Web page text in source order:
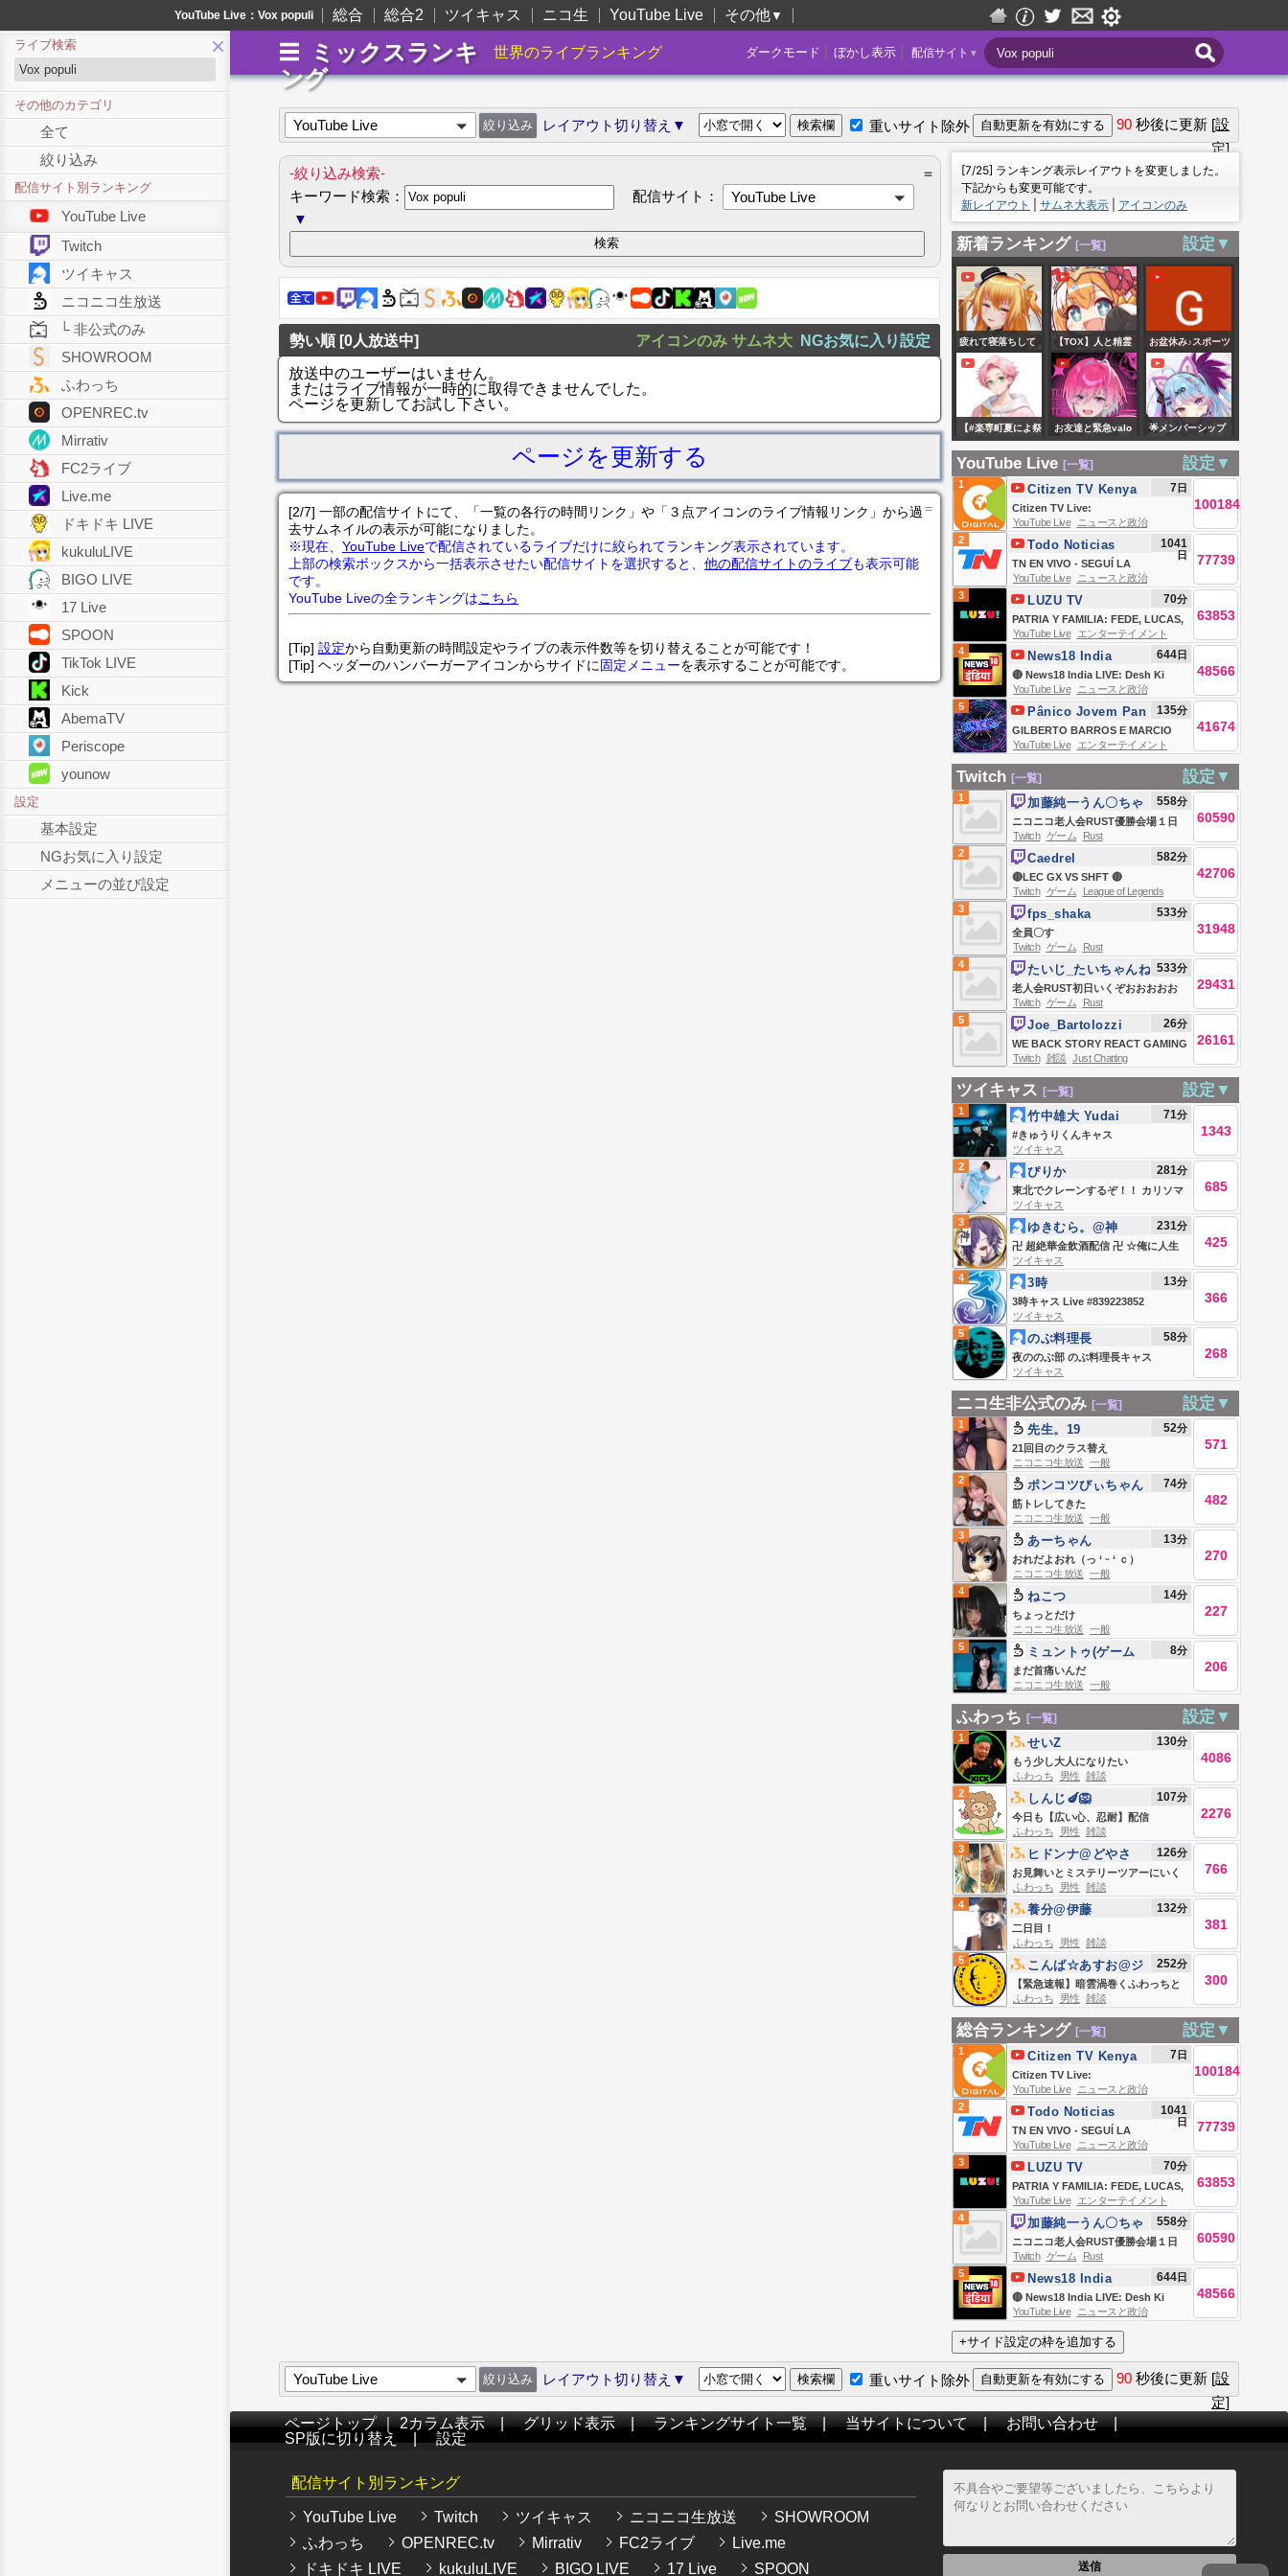
YouTube Live：Vox populi 総合 総合2 ツイキャス ニコ生 YouTube Live その他▼
ミックスランキ
ング
世界のライブランキング 配信サイト ▼
ぼかし表示
ダークモード
×
ライブ検索
その他のカテゴリ
全て
絞り込み
配信サイト別ランキング
YouTube Live
Twitch
ツイキャス
ニコニコ生放送
└ 非公式のみ
SHOWROOM
ふわっち
OPENREC.tv
Mirrativ
FC2ライブ
Live.me
ドキドキ LIVE
kukuluLIVE
BIGO LIVE
17 Live
SPOON
TikTok LIVE
Kick
AbemaTV
Periscope
younow
設定
基本設定
NGお気に入り設定
メニューの並び設定
YouTube Live レイアウト切り替え▼ 重いサイト除外 90 秒後に更新 [設
定]
-絞り込み検索-
＝
キーワード検索：
配信サイト：
YouTube Live
▼
勢い順 [0人放送中] アイコンのみ サムネ大
NGお気に入り設定
放送中のユーザーはいません。
またはライブ情報が一時的に取得できませんでした。
ページを更新してお試し下さい。
ページを更新する
＝
[2/7] 一部の配信サイトにて、「一覧の各行の時間リンク」や「３点アイコンのライブ情報リンク」から過
去サムネイルの表示が可能になりました。
※現在、 YouTube Liveで配信されているライブだけに絞られてランキング表示されています。
上部の検索ボックスから一括表示させたい配信サイトを選択すると、 他の配信サイトのライブも表示可能
です。
YouTube Liveの全ランキングはこちら
[Tip] 設定から自動更新の時間設定やライブの表示件数等を切り替えることが可能です！
[Tip] ヘッダーのハンバーガーアイコンからサイドに固定メニューを表示することが可能です。
[7/25] ランキング表示レイアウトを変更しました。
下記からも変更可能です。
新レイアウト
サムネ大表示 アイコンのみ
新着ランキング [一覧] 設定▼
疲れて寝落ちして
ました！！そして
今週もおつかれさ
までした！[雑談配
信2026/8/8]
【TOX】人と精霊
の為に・その２５
お盆休み♪スポーツ
カー GTA5 コント
ローラー調子悪い
です GTA5オンラ
イン PS4版 参加
OK ドリフト、首都
高周回、カーミー
ティング等
CAR,LIFE クルー
WNGN
【#楽専町夏によ祭
り】性癖俳句～寝
ですが？～
お友達と緊急valo
カスタム！！！
【みかさく
ん/STPR】
🌟メンバーシップ
🌟かわいいスタン
プいっぱいありま
YouTube Live [一覧] 設定▼
1
Citizen TV Live:
Citizen TV Kenya 7日
100184
YouTube Live
ニュースと政治
2
TN EN VIVO - SEGUÍ LA
TRANSMISIÓN EN VIVO DE TODO
NOTICIAS
Todo Noticias 1041
日 77739
YouTube Live
ニュースと政治
3
PATRIA Y FAMILIA: FEDE, LUCAS,
ANITA, JULI, BRENDA ASNICAR Y
LAURA ESQUIVEL
LUZU TV 70分
63853
YouTube Live
エンターテイメント
4
🔴 News18 India LIVE: Desh Ki
Pathshala With Sushant Sinha |
Ranchi Student Protest | Heavy
Rain
News18 India 644日
48566
YouTube Live
ニュースと政治
5
GILBERTO BARROS E MARCIO
ATALLA AO VIVO | PÂNICO -
07/08/26
Pânico Jovem Pan 135分
41674
YouTube Live エンターテイメント
Twitch [一覧] 設定▼
1
ニコニコ老人会RUST優勝会場１日
目
加藤純一うん〇ちゃ
ん
558分
60590
Twitch ゲーム
Rust
2
🔴LEC GX VS SHFT 🔴
Caedrel 582分
42706
Twitch ゲーム
League of Legends
3
全員〇す
fps_shaka 533分
31948
Twitch ゲーム
Rust
4
老人会RUST初日いくぞおおおおお
おおおおお
たいじ_たいちゃんね
る
533分
29431
Twitch ゲーム
Rust
5
WE BACK STORY REACT GAMING
DAY JOIN JOIN JOIN
Joe_Bartolozzi 26分
26161
Twitch 雑談 Just Chatting
ツイキャス [一覧] 設定▼
1
#きゅうりくんキャス
竹中雄大 Yudai
Takenaka
71分
1343
ツイキャス
2
東北でクレーンするぞ！！ カリソマ
のひまつぶし
ぴりか 281分
685
ツイキャス
3
卍 超絶華金飲酒配信 卍 ☆俺に人生
任セロリ☆
ゆきむら。@神 231分
425
ツイキャス
4
3時キャス Live #839223852
3時 13分
366
ツイキャス
5
夜ののぶ部 のぶ料理長キャス
のぶ料理長 58分
268
ツイキャス
ニコ生非公式のみ [一覧] 設定▼
1
21回目のクラス替え
先生。19 52分
571
ニコニコ生放送 一般
2
筋トレしてきた
ポンコツびぃちゃん
(無敵)
74分
482
ニコニコ生放送 一般
3
おれだよおれ（っ ‘ ᵕ ‘ ｃ）
あーちゃん 13分
270
ニコニコ生放送 一般
4
ちょっとだけ
ねこつ 14分
227
ニコニコ生放送 一般
5
まだ首痛いんだ
ミュントゥ(ゲーム
用)
8分
206
ニコニコ生放送 一般
ふわっち [一覧] 設定▼
1
もう少し大人になりたい
せいZ 130分
4086
ふわっち 男性 雑談
2
今日も【広い心、忍耐】配信
しんじ🍆🦁 107分
2276
ふわっち 男性 雑談
3
お見舞いとミステリーツアーにいく
ヒドンナ@どやさ 126分
766
ふわっち 男性 雑談
4
二日目！
養分@伊藤 132分
381
ふわっち 男性 雑談
5
【緊急速報】暗雲渦巻くふわっちと
未来
こんば☆あすお@ジ
ャックパーセル
252分
300
ふわっち 男性 雑談
総合ランキング [一覧] 設定▼
1
Citizen TV Live:
Citizen TV Kenya 7日
100184
YouTube Live
ニュースと政治
2
TN EN VIVO - SEGUÍ LA
TRANSMISIÓN EN VIVO DE TODO
NOTICIAS
Todo Noticias 1041
日 77739
YouTube Live
ニュースと政治
3
PATRIA Y FAMILIA: FEDE, LUCAS,
ANITA, JULI, BRENDA ASNICAR Y
LAURA ESQUIVEL
LUZU TV 70分
63853
YouTube Live
エンターテイメント
4
ニコニコ老人会RUST優勝会場１日
目
加藤純一うん〇ちゃ
ん
558分
60590
Twitch ゲーム
Rust
5
🔴 News18 India LIVE: Desh Ki
Pathshala With Sushant Sinha |
Ranchi Student Protest | Heavy
Rain
News18 India 644日
48566
YouTube Live ニュースと政治
YouTube Live レイアウト切り替え▼ 重いサイト除外 90 秒後に更新 [設
定]
ページトップ｜2カラム表示|グリッド表示|ランキングサイト一覧|当サイトについて|お問い合わせ|
SP版に切り替え
設定
配信サイト別ランキング
YouTube Live Twitch ツイキャス ニコニコ生放送
SHOWROOM
ふわっち
OPENREC.tv Mirrativ FC2ライブ
Live.me
ドキドキ LIVE
kukuluLIVE BIGO LIVE 17 Live SPOON 送信